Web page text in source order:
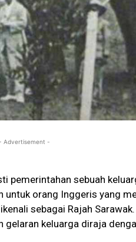
Advertisement -
pemerintahan sebuah
untuk orang Inggeris yang
sebagai Rajah
gelaran keluarga diraja